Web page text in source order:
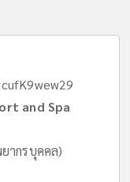
and Spa
ากรบุคคล)